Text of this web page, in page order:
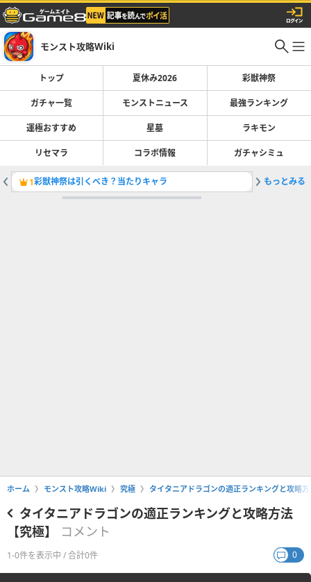
モンスト攻略Wiki
トップ 夏休み2026 彩獣神祭
ガチャ一覧 モンストニュース 最強ランキング
運極おすすめ 星墓 ラキモン
リセマラ コラボ情報 ガチャシミュ
1彩獣神祭は引くべき？当たりキャラ 2最強キ
もっとみる
ホーム モンスト攻略Wiki 究極 タイタニアドラゴンの適正ランキングと攻略
タイタニアドラゴンの適正ランキングと攻略方法
【究極】
コメント
1-0件を表示中 / 合計0件 0